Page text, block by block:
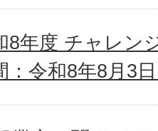
8年度 チャレン
：令和8年8月3